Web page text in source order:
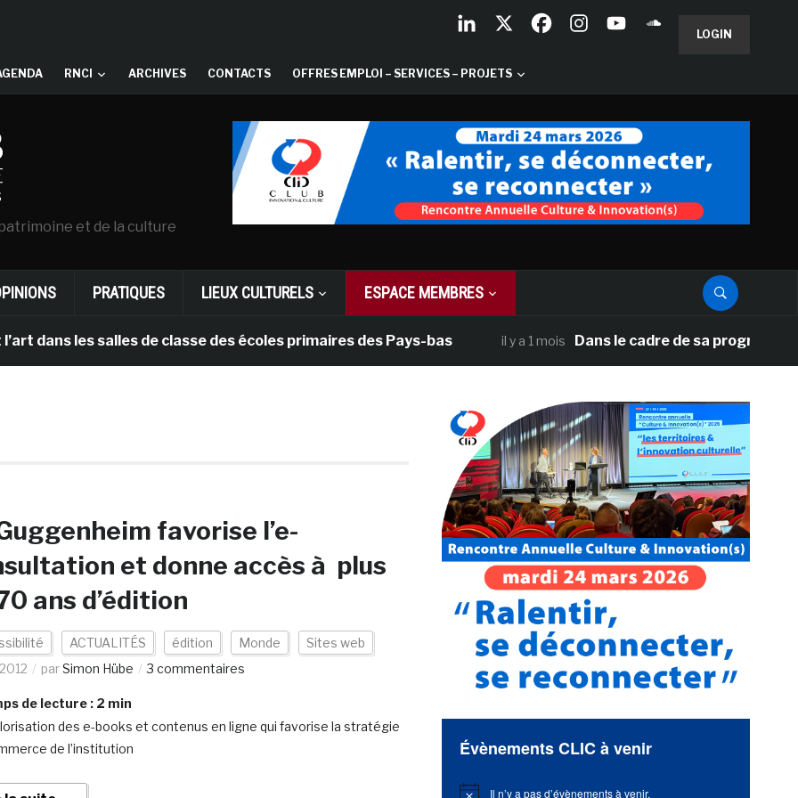
LOGIN
RNCI ARCHIVES CONTACTS OFFRES EMPLOI – SERVICES – PROJETS
et de la culture
PRATIQUES LIEUX CULTURELS ESPACE MEMBRES
les salles de classe des écoles primaires des Pays-bas il y a 1 mois Dans le cadre de sa programmation
favorise l’e-
et donne accès à plus
ans d’édition
ACTUALITÉS édition Monde
Sites web
parSimon Hübe 3 commentaires
de lecture : 2 min
des e-books et contenus en ligne qui favorise la stratégie
de l’institution
Évènements CLIC à venir
Il n’y a pas d’évènements à venir.